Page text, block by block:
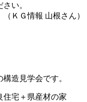
い。
ＫＧ情報 山根さん）
造見学会です。
住宅＋県産材の家